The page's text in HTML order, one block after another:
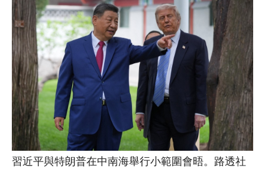
習近平與特朗普在中南海舉行小範圍會晤。路透社